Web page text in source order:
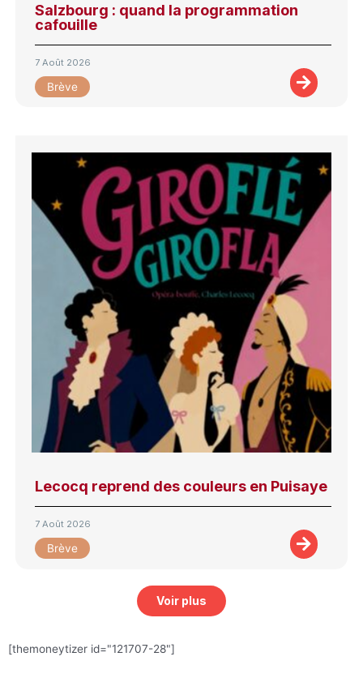
Salzbourg : quand la programmation
cafouille
7 Août 2026
Brève
Lecocq reprend des couleurs en Puisaye
7 Août 2026
Brève
Voir plus
[themoneytizer id="121707-28"]